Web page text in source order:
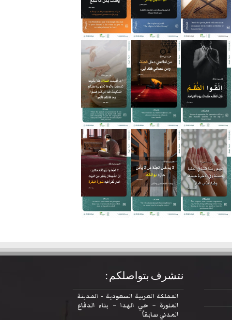
نتشرف بتواصلكم :
المملكة العربية السعودية - المدينة
المنورة – حي الهدا – بناء الدفاع
المدني سابقاً